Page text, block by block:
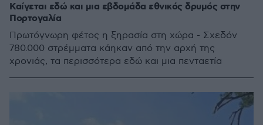
Καίγεται εδώ και μια εβδομάδα εθνικός δρυμός στην
Πορτογαλία
Πρωτόγνωρη φέτος η ξηρασία στη χώρα - Σχεδόν
780.000 στρέμματα κάηκαν από την αρχή της
χρονιάς, τα περισσότερα εδώ και μια πενταετία